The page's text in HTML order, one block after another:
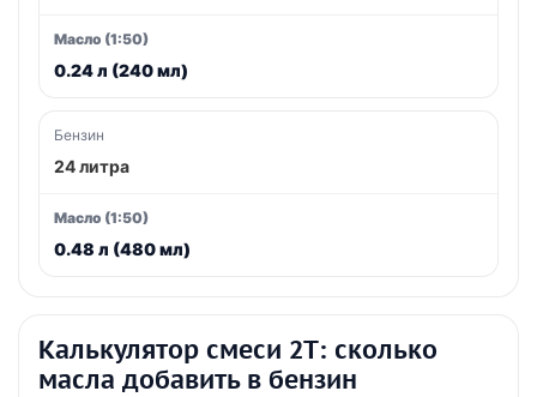
0.24 л (240 мл)
24 литра
0.48 л (480 мл)
Калькулятор смеси 2Т: сколько
масла добавить в бензин